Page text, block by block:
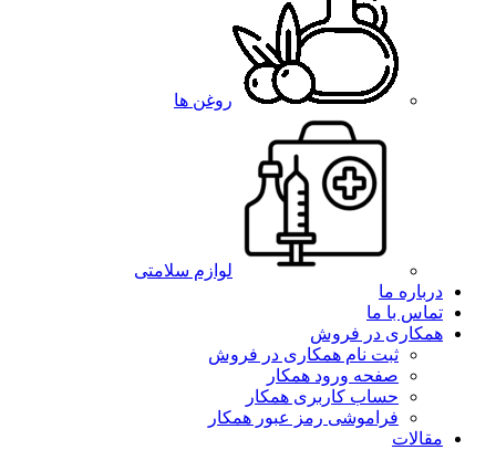
روغن ها
لوازم سلامتی
درباره ما
تماس با ما
همکاری در فروش
ثبت نام همکاری در فروش
صفحه ورود همکار
حساب کاربری همکار
فراموشی رمز عبور همکار
مقالات